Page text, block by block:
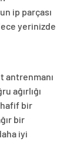
ip parçası
yerinizde
antrenmanı
ağırlığı
bir
bir
iyi